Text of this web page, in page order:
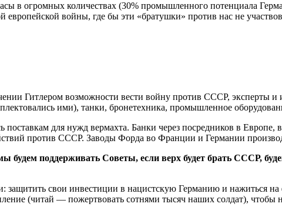
в огромных количествах (30% промышленного потенциала
войны, где бы эти «братушки» против нас не
Гитлером возможности вести войну против СССР, эксперты и
ими), танки, бронетехника, промышленное
для нужд вермахта. Банки через посредников в
против СССР. Заводы Форда во Франции и Германии
поддерживать Советы, если верх будет брать СССР,
свои инвестиции в нацистскую Германию и нажиться на
(читай — пожертвовать сотнями тысяч наших солдат),